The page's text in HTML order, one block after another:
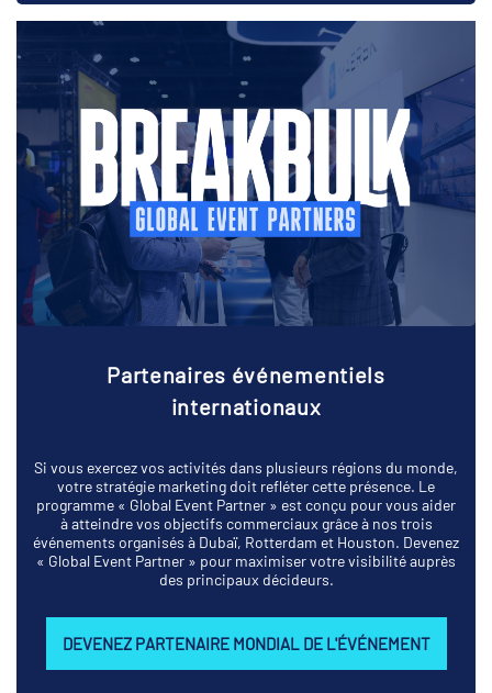
Partenaires événementiels
internationaux
Si vous exercez vos activités dans plusieurs régions du monde,
votre stratégie marketing doit refléter cette présence. Le
programme « Global Event Partner » est conçu pour vous aider
à atteindre vos objectifs commerciaux grâce à nos trois
événements organisés à Dubaï, Rotterdam et Houston. Devenez
« Global Event Partner » pour maximiser votre visibilité auprès
des principaux décideurs.
DEVENEZ PARTENAIRE MONDIAL DE L'ÉVÉNEMENT